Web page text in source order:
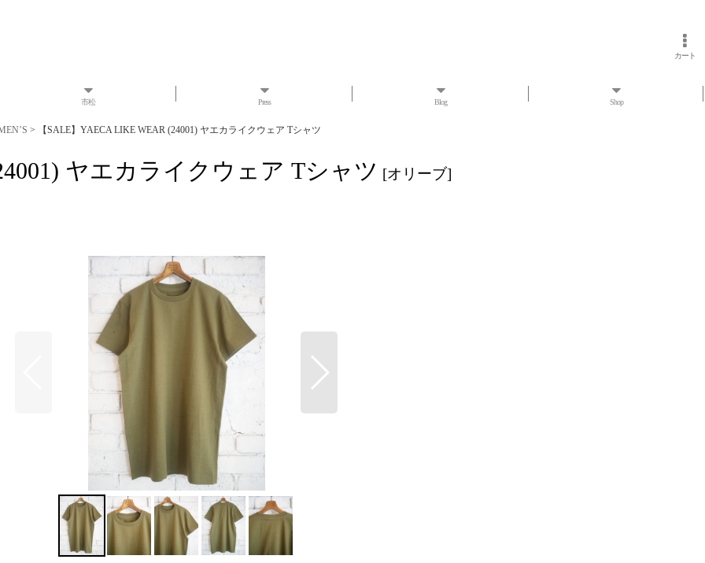
カート
市松 Press Blog Shop
> 【SALE】YAECA LIKE WEAR (24001) ヤエカライクウェア Tシャツ
ヤエカライクウェア Tシャツ [オリーブ]